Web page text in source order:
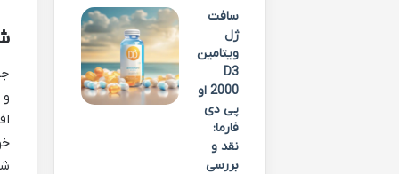
سافت
ژل
ویتامین
D3
2000 او
پی دی
فارما:
نقد و
بررسی